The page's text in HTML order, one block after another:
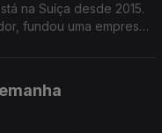
na Suíça desde 2015.
fundou uma empresa